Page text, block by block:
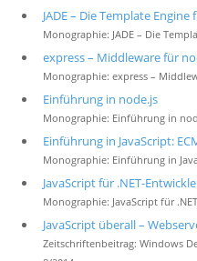
JADE – Die Template Engine
Monographie: JADE – Die
express – Middleware für
Monographie: express –
Einführung in node.js
Monographie: Einführung in
Einführung in JavaScript:
Monographie: Einführung in
JavaScript für .NET-
Monographie: JavaScript für
JavaScript überall –
Zeitschriftenbeitrag: Windows